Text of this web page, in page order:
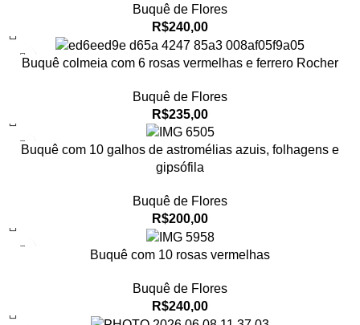
Buquê de Flores
R$240,00
Buquê colmeia com 6 rosas vermelhas e ferrero Rocher
Buquê de Flores
R$235,00
Buquê com 10 galhos de astromélias azuis, folhagens e
gipsófila
Buquê de Flores
R$200,00
Buquê com 10 rosas vermelhas
Buquê de Flores
R$240,00